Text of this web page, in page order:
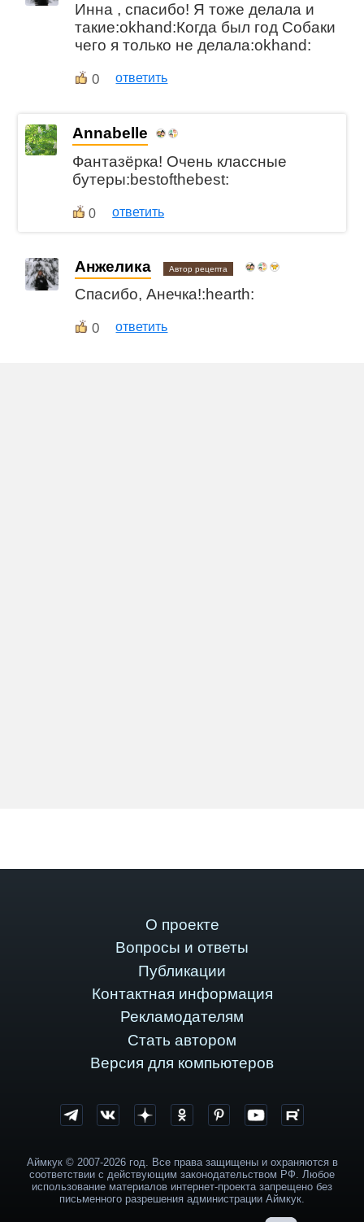
Инна , спасибо! Я тоже делала и
такие:okhand:Когда был год Собаки
чего я только не делала:okhand:
0 ответить
Annabelle
Фантазёрка! Очень классные
бутеры:bestofthebest:
0 ответить
Анжелика Автор рецепта
Спасибо, Анечка!:hearth:
0 ответить
О проекте
Вопросы и ответы
Публикации
Контактная информация
Рекламодателям
Стать автором
Версия для компьютеров
Аймкук © 2007-2026 год. Все права защищены и охраняются в
соответствии с действующим законодательством РФ. Любое
использование материалов интернет-проекта запрещено без
письменного разрешения администрации Аймкук.